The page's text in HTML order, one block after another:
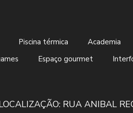
Piscina térmica Academia
Espaço gourmet
RUA ANIBAL